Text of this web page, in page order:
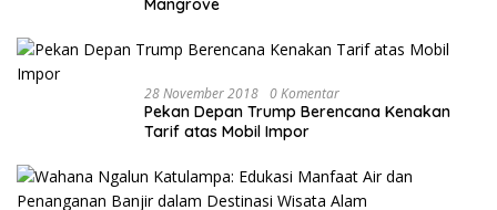
Mangrove
28 November 2018 0 Komentar
Pekan Depan Trump Berencana Kenakan
Tarif atas Mobil Impor